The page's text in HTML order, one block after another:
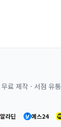
료 제작 · 서점 유통
알라딘 예스24